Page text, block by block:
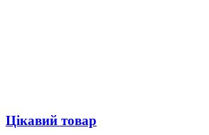
Цікавий товар